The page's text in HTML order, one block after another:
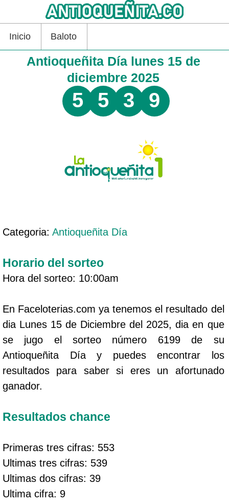
Inicio Baloto
Antioqueñita Día lunes 15 de
diciembre 2025
5 5 3 9
Categoria: Antioqueñita Día
Horario del sorteo
Hora del sorteo: 10:00am
En Faceloterias.com ya tenemos el resultado del
dia Lunes 15 de Diciembre del 2025, dia en que
se jugo el sorteo número 6199 de su
Antioqueñita Día y puedes encontrar los
resultados para saber si eres un afortunado
ganador.
Resultados chance
Primeras tres cifras: 553
Ultimas tres cifras: 539
Ultimas dos cifras: 39
Ultima cifra: 9